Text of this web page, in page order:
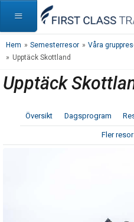
Hem » Semesterresor » Våra
» Upptäck Skottland
Upptäck
Översikt Dagsprogram
Fler resor